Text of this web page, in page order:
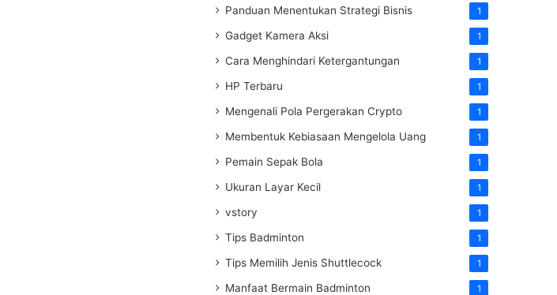
Panduan Menentukan Strategi Bisnis 1
Gadget Kamera Aksi 1
Cara Menghindari Ketergantungan 1
HP Terbaru 1
Mengenali Pola Pergerakan Crypto 1
Membentuk Kebiasaan Mengelola Uang 1
Pemain Sepak Bola 1
Ukuran Layar Kecil 1
vstory 1
Tips Badminton 1
Tips Memilih Jenis Shuttlecock 1
Manfaat Bermain Badminton 1